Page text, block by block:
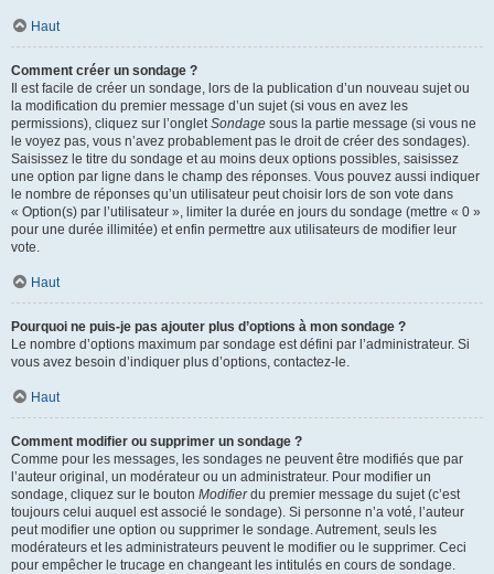
Haut
Comment créer un sondage ?
Il est facile de créer un sondage, lors de la publication d’un nouveau sujet ou
la modification du premier message d’un sujet (si vous en avez les
permissions), cliquez sur l’ongletSondage sous la partie message (si vous ne
le voyez pas, vous n’avez probablement pas le droit de créer des sondages).
Saisissez le titre du sondage et au moins deux options possibles, saisissez
une option par ligne dans le champ des réponses. Vous pouvez aussi indiquer
le nombre de réponses qu’un utilisateur peut choisir lors de son vote dans
« Option(s) par l’utilisateur », limiter la durée en jours du sondage (mettre « 0 »
pour une durée illimitée) et enfin permettre aux utilisateurs de modifier leur
vote.
Haut
Pourquoi ne puis-je pas ajouter plus d’options à mon sondage ?
Le nombre d’options maximum par sondage est défini par l’administrateur. Si
vous avez besoin d’indiquer plus d’options, contactez-le.
Haut
Comment modifier ou supprimer un sondage ?
Comme pour les messages, les sondages ne peuvent être modifiés que par
l’auteur original, un modérateur ou un administrateur. Pour modifier un
sondage, cliquez sur le bouton Modifierdu premier message du sujet (c’est
toujours celui auquel est associé le sondage). Si personne n’a voté, l’auteur
peut modifier une option ou supprimer le sondage. Autrement, seuls les
modérateurs et les administrateurs peuvent le modifier ou le supprimer. Ceci
pour empêcher le trucage en changeant les intitulés en cours de sondage.